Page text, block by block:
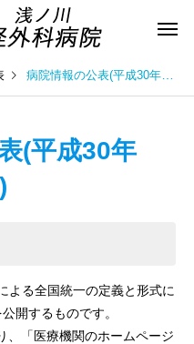
病院情報の公表(平成30年度)
(平成30年
よる全国統一の定義と形式に
開するものです。
、「医療機関のホームページ